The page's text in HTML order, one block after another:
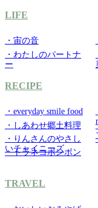
LIFE
・宙の音
・わたしのパートナ
ー
RECIPE
・everyday smile food
・しあわせ郷土料理
・りんさんのやさし
いチャイニーズ
・トラネコボンボン
TRAVEL